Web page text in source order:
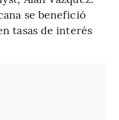
se benefició
tasas de interés